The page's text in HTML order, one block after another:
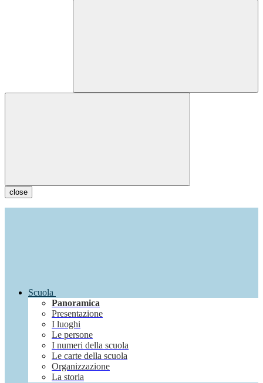
close
Scuola
Panoramica
Presentazione
I luoghi
Le persone
I numeri della scuola
Le carte della scuola
Organizzazione
La storia